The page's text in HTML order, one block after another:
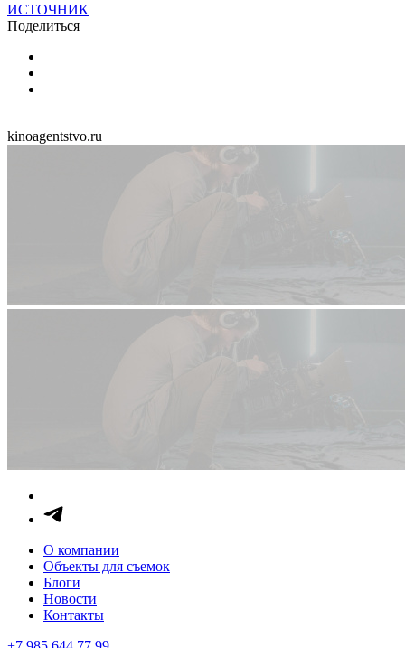
ИСТОЧНИК
Поделиться
kinoagentstvo.ru
О компании
Объекты для съемок
Блоги
Новости
Контакты